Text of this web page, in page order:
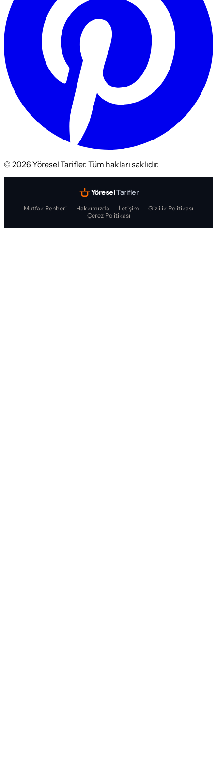
© 2026 Yöresel Tarifler. Tüm hakları saklıdır.
YöreselTarifler
Mutfak Rehberi Hakkımızda İletişim
Gizlilik Politikası
Çerez Politikası